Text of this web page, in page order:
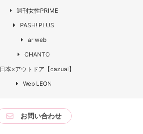
週刊女性PRIME
PASH! PLUS
ar web
CHANTO
日本×アウトドア【cazual】
Web LEON
お問い合わせ